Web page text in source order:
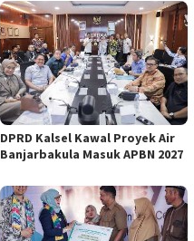
DPRD Kalsel Kawal Proyek Air
Banjarbakula Masuk APBN 2027